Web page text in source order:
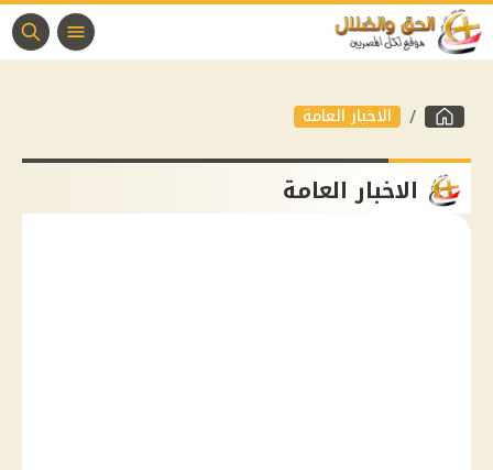
الاخبار العامة
الاخبار العامة